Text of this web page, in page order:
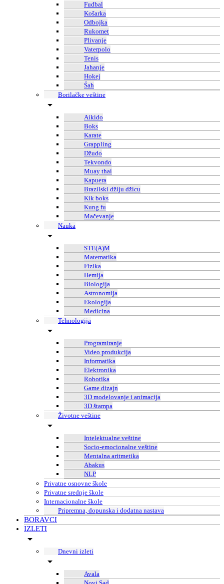
Fudbal
Košarka
Odbojka
Rukomet
Plivanje
Vaterpolo
Tenis
Jahanje
Hokej
Šah
Borilačke veštine
Aikido
Boks
Karate
Grappling
Džudo
Tekvondo
Muay thai
Kapuera
Brazilski džiju džicu
Kik boks
Kung fu
Mačevanje
Nauka
STE(A)M
Matematika
Fizika
Hemija
Biologija
Astronomija
Ekologija
Medicina
Tehnologija
Programiranje
Video produkcija
Informatika
Elektronika
Robotika
Game dizajn
3D modelovanje i animacija
3D štampa
Životne veštine
Intelektualne veštine
Socio-emocionalne veštine
Mentalna aritmetika
Abakus
NLP
Privatne osnovne škole
Privatne srednje škole
Internacionalne škole
Pripremna, dopunska i dodatna nastava
BORAVCI
IZLETI
Dnevni izleti
Avala